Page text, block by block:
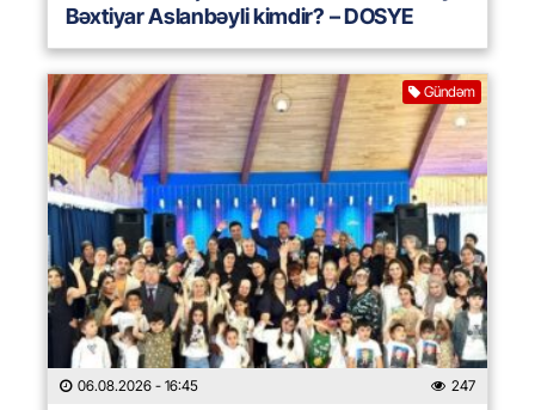
Bəxtiyar Aslanbəyli kimdir? – DOSYE
Gündəm
06.08.2026 - 16:45 247